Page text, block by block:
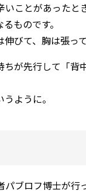
ことがあったと
ものです。
びて、胸は張って
が先行して「背
ように。
ブロフ博士が